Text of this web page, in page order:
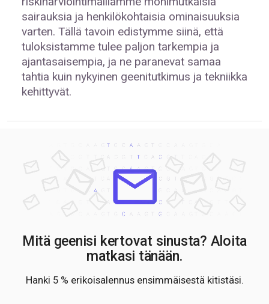
sairauksia ja henkilökohtaisia ominaisuuksia
varten. Tällä tavoin edistymme siinä, että
tuloksistamme tulee paljon tarkempia ja
ajantasaisempia, ja ne paranevat samaa
tahtia kuin nykyinen geenitutkimus ja tekniikka
kehittyvät.
Mitä geenisi kertovat sinusta? Aloita
matkasi tänään.
Hanki 5 % erikoisalennus ensimmäisestä kitistäsi.